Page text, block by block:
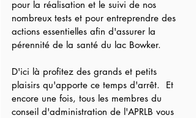
pour la réalisation et le suivi de nos
nombreux tests et pour entreprendre des
actions essentielles afin d'assurer la
pérennité de la santé du lac Bowker.
D'ici là profitez des grands et petits
plaisirs qu'apporte ce temps d'arrêt.  Et
encore une fois, tous les membres du
conseil d'administration de l'APRLB vous